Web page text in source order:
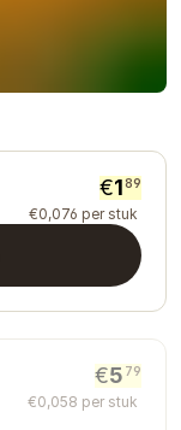
€189
€0,076 per stuk
€5 79
€0,058 per stuk